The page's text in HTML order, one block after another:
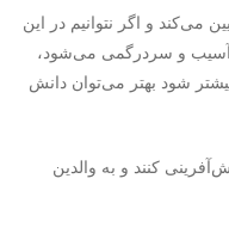
و اگر نتوانیم در این
آسیب و سردرگمی می‌شود،
شود بهتر می‌توان دانش
کنند و به والدین